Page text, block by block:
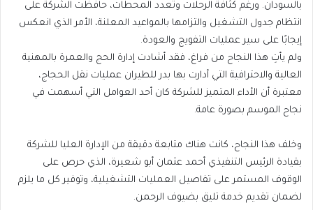
بالسودان. ورغم كثافة الرحلات وتعدد المحطات، حافظت الشركة على
انتظام جدول التشغيل والتزامها بالمواعيد المعلنة، الأمر الذي انعكس
إيجابًا على سير عمليات التفويج والعودة.
ولم يأتِ هذا النجاح من فراغ، فقد أشادت إدارة الحج والعمرة بالمهنية
العالية والاحترافية التي أدارت بها بدر للطيران عمليات نقل الحجاج،
معتبرة أن الأداء المتميز للشركة كان أحد العوامل التي أسهمت في
نجاح الموسم بصورة عامة.
وخلف هذا النجاح، كانت هناك متابعة دقيقة من الإدارة العليا للشركة
بقيادة الرئيس التنفيذي أحمد عثمان أبو شعيرة، الذي حرص على
الوقوف المستمر على تفاصيل العمليات التشغيلية، وتوفير كل ما يلزم
لضمان تقديم خدمة تليق بضيوف الرحمن.